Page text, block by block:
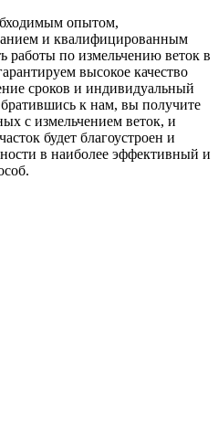
опытом,
и квалифицированным
работы по измельчению веток в
высокое качество
сроков и индивидуальный
к нам, вы получите
с измельчением веток, и
будет благоустроен и
в наиболее эффективный и